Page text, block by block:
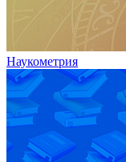
Наукометрия